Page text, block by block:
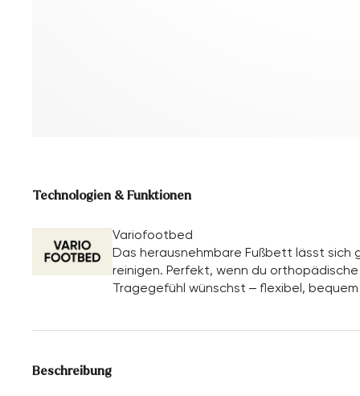
Technologien & Funktionen
Variofootbed
Das herausnehmbare Fußbett lässt sich
reinigen. Perfekt, wenn du
Tragegefühl wünschst – flexibel,
Beschreibung